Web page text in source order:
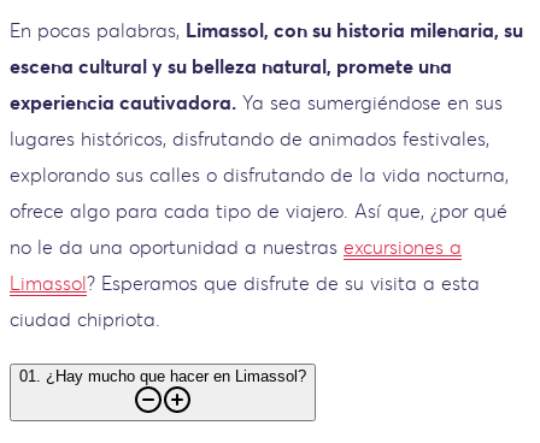
En pocas palabras, Limassol, con su historia milenaria, su
escena cultural y su belleza natural, promete una
experiencia cautivadora. Ya sea sumergiéndose en sus
lugares históricos, disfrutando de animados festivales,
explorando sus calles o disfrutando de la vida nocturna,
ofrece algo para cada tipo de viajero. Así que, ¿por qué
no le da una oportunidad a nuestras excursiones a
Limassol? Esperamos que disfrute de su visita a esta
ciudad chipriota.
01 ¿Hay mucho que hacer en Limassol?